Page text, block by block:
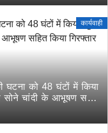
कार्यवाही
घटना को 48 घंटों में किया
सोने चांदी के आभूषण सहित